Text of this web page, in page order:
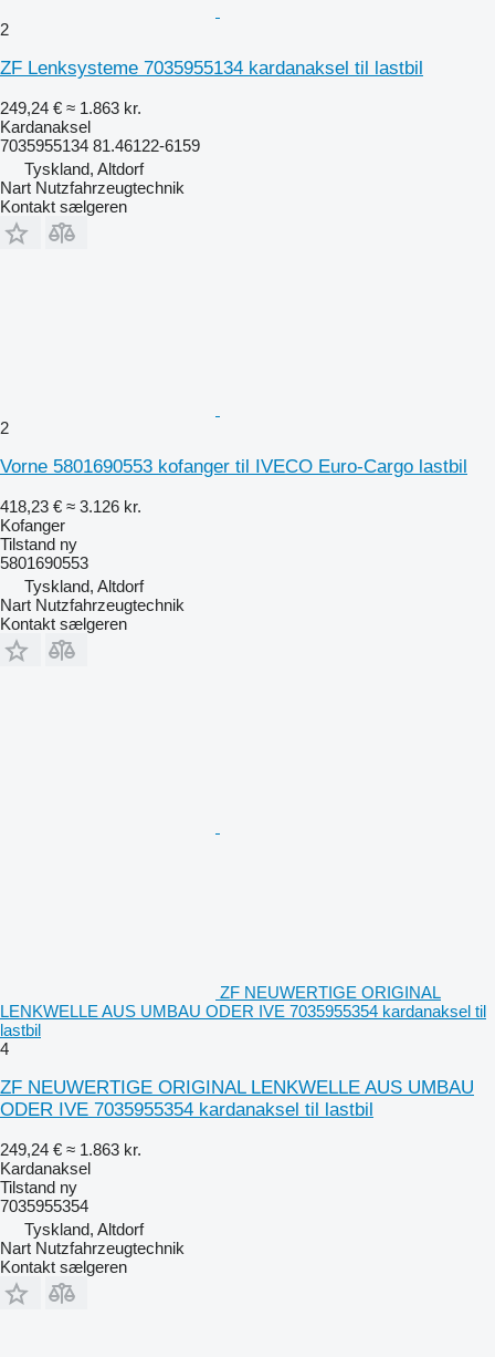
2
ZF Lenksysteme 7035955134 kardanaksel til lastbil
249,24 € ≈ 1.863 kr.
Kardanaksel
7035955134 81.46122-6159
Tyskland, Altdorf
Nart Nutzfahrzeugtechnik
Kontakt sælgeren
2
Vorne 5801690553 kofanger til IVECO Euro-Cargo lastbil
418,23 € ≈ 3.126 kr.
Kofanger
Tilstand ny
5801690553
Tyskland, Altdorf
Nart Nutzfahrzeugtechnik
Kontakt sælgeren
ZF NEUWERTIGE ORIGINAL
LENKWELLE AUS UMBAU ODER IVE 7035955354 kardanaksel til
lastbil
4
ZF NEUWERTIGE ORIGINAL LENKWELLE AUS UMBAU
ODER IVE 7035955354 kardanaksel til lastbil
249,24 € ≈ 1.863 kr.
Kardanaksel
Tilstand ny
7035955354
Tyskland, Altdorf
Nart Nutzfahrzeugtechnik
Kontakt sælgeren